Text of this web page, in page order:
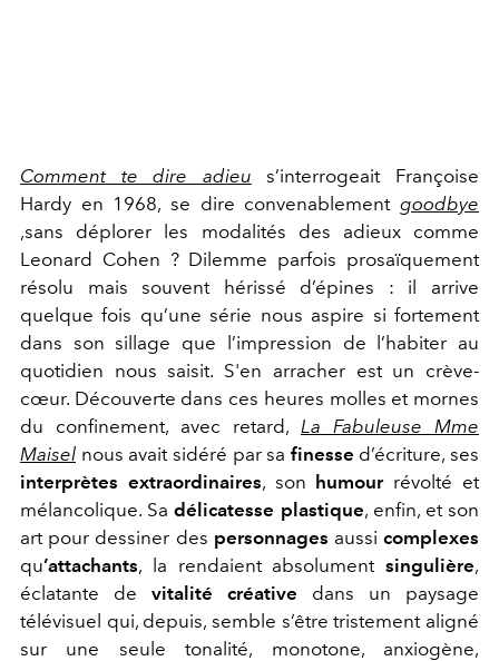
Comment te dire adieu s’interrogeait Françoise
Hardy en 1968, se dire convenablement goodbye
,sans déplorer les modalités des adieux comme
Leonard Cohen ? Dilemme parfois prosaïquement
résolu mais souvent hérissé d’épines : il arrive
quelque fois qu’une série nous aspire si fortement
dans son sillage que l’impression de l’habiter au
quotidien nous saisit. S'en arracher est un crève-
cœur. Découverte dans ces heures molles et mornes
du confinement, avec retard, La Fabuleuse Mme
Maisel nous avait sidéré par sa finesse d’écriture, ses
interprètes extraordinaires, son humourrévolté et
mélancolique. Sadélicatesse plastique, enfin, et son
art pour dessiner des personnages aussicomplexes
qu’attachants, la rendaient absolument singulière,
éclatante de vitalité créative dans un paysage
télévisuel qui, depuis, semble s’être tristement aligné
sur une seule tonalité, monotone, anxiogène,